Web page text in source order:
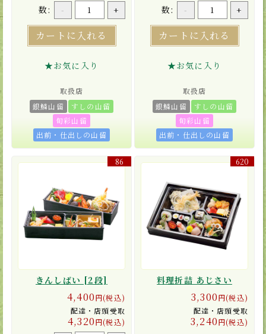
数: - +
カートに入れる
★お気に入り
取扱店
銀鱗山留
すしの山留
旬彩山留
出前・仕出しの山留
数: - +
カートに入れる
★お気に入り
取扱店
銀鱗山留
すしの山留
旬彩山留
出前・仕出しの山留
86
きんしばい [2段]
4,400円(税込)
配達・店頭受取
4,320円(税込)
620
料理折詰 あじさい
3,300円(税込)
配達・店頭受取
3,240円(税込)